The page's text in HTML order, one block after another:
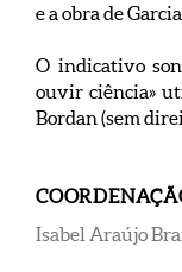
e a obra de
O indicativo
ouvir ciência»
Bordan (sem
Isabel Araújo